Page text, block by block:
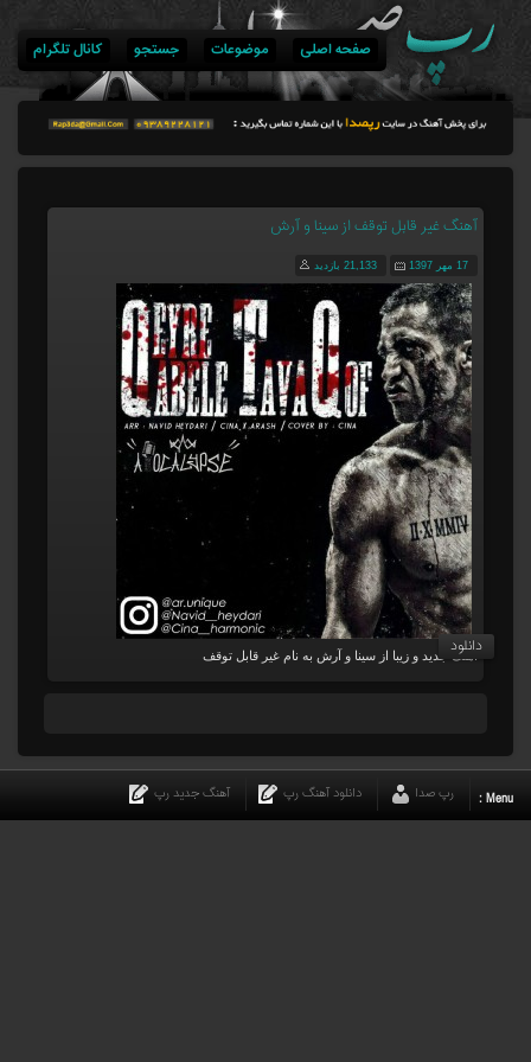
صفحه اصلی موضوعات جستجو کانال تلگرام
آهنگ غیر قابل توقف از سینا و آرش
17 مهر 1397 21,133 بازدید
آهنگ جدید و زیبا از سینا و آرش به نام غیر قابل توقف
دانلود
Menu : رپ صدا دانلود آهنگ رپ آهنگ جدید رپ